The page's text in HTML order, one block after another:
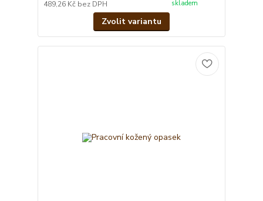
489,26 Kč bez DPH
skladem
Zvolit variantu